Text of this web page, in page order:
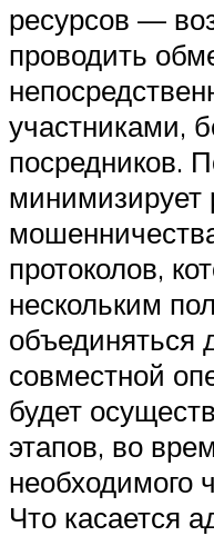
ресурсов —
проводить
участниками,
посредников.
минимизирует
протоколов,
нескольким
объединяться
совместной
будет
этапов, во
необходимого
Что касается